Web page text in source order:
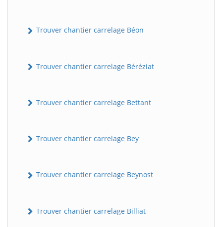
Trouver chantier carrelage Béon
Trouver chantier carrelage Béréziat
Trouver chantier carrelage Bettant
Trouver chantier carrelage Bey
Trouver chantier carrelage Beynost
Trouver chantier carrelage Billiat